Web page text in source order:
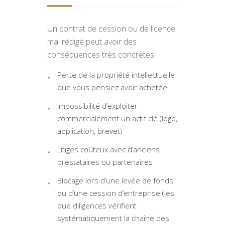
Un contrat de cession ou de licence
mal rédigé peut avoir des
conséquences très concrètes :
Perte de la propriété intellectuelle
que vous pensiez avoir achetée
Impossibilité d’exploiter
commercialement un actif clé (logo,
application, brevet)
Litiges coûteux avec d’anciens
prestataires ou partenaires
Blocage lors d’une levée de fonds
ou d’une cession d’entreprise (les
due diligences vérifient
systématiquement la chaîne des